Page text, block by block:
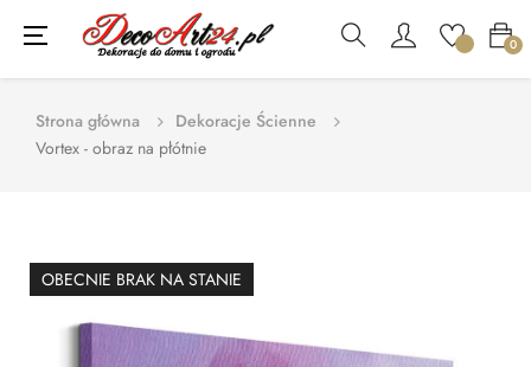
0
Toggle
navigation
☰
Strona główna
Dekoracje Ścienne
Vortex - obraz na płótnie
OBECNIE BRAK NA STANIE